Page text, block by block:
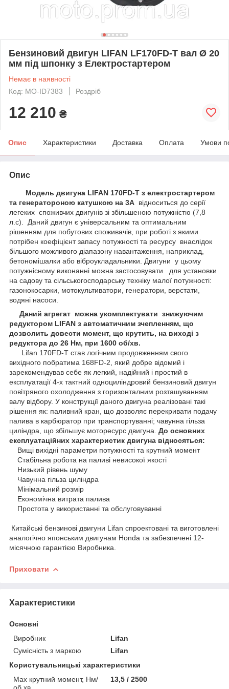
Бензиновий двигун LIFAN LF170FD-T вал Ø 20
мм під шпонку з Електростартером
Немає в наявності
Код: MO-ID7383
Роздріб
12 210 ₴
Опис Характеристики Доставка Оплата Умови
Опис
Модель двигуна LIFAN 170FD-T з електростартером
та генератороною катушкою на 3А відноситься до серії
легеких споживчих двигунів зі збільшеною потужністю (7,8
л.с). Даний двигун є універсальним та оптимальним
рішенням для побутових споживачів, при роботі з якими
потрібен коефіцієнт запасу потужності та ресурсу внаслідок
більшого можливого діапазону навантаження, наприклад,
бетономішалки або віброукладальники. Двигуни у цьому
потужнісному виконанні можна застосовувати для установки
на садову та сільськогосподарську техніку малої потужності:
газонокосарки, мотокультиватори, генератори, верстати,
водяні насоси.
Даний агрегат можна укомплектувати знижуючим
редуктором LIFAN з автоматичним зчепленням, що
дозволить довести момент, що крутить, на виході з
редуктора до 26 Нм, при 1600 об/хв.
Lifan 170FD-T став логічним продовженням свого
вихідного побратима 168FD-2, який добре відомий і
зарекомендував себе як легкий, надійний і простий в
експлуатації 4-х тактний одноциліндровий бензиновий двигун
повітряного охолодження з горизонталним розташуванням
валу відбору. У конструкції даного двигуна реалізовані такі
рішення як: паливний кран, що дозволяє перекривати подачу
палива в карбюратор при транспортуванні; чавунна гільза
циліндра, що збільшує моторесурс двигуна. До основних
експлуатаційних характеристик двигуна відносяться:
Вищі вихідні параметри потужності та крутний момент
Стабільна робота на паливі невисокої якості
Низький рівень шуму
Чавунна гільза циліндра
Мінімальний розмір
Економічна витрата палива
Простота у використанні та обслуговуванні
Китайські бензинові двигуни Lifan спроектовані та виготовлені
аналогічно японським двигунам Honda та забезпечені 12-
місячною гарантією Виробника.
Приховати
Характеристики
Основні
Виробник
Lifan
Сумісність з маркою
Lifan
Користувальницькі характеристики
Max крутний момент, Нм/
об.хв.
13,5 / 2500